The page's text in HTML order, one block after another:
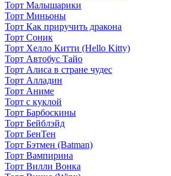
Торт Малышарики
Торт Миньоны
Торт Как приручить дракона
Торт Соник
Торт Хелло Китти (Hello Kitty)
Торт Автобус Тайо
Торт Алиса в стране чудес
Торт Алладин
Торт Аниме
Торт с куклой
Торт Барбоскины
Торт Бейблэйд
Торт БенТен
Торт Бэтмен (Batman)
Торт Вампирина
Торт Вилли Вонка